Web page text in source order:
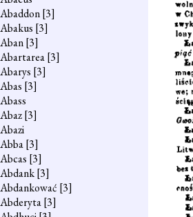
Abaddon[3]
Abakus [3]
Aban[3]
Abartarea[3]
Abarys [3]
Abas [3]
Abass
Abaz[3]
Abazi
Abba[3]
Abcas [3]
Abdank[3]
Abdankować [3]
Abderyta[3]